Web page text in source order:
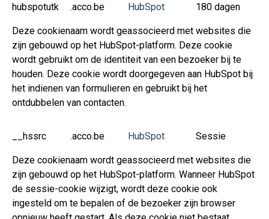
hubspotutk .acco.be HubSpot 180 dagen
Deze cookienaam wordt geassocieerd met websites die
zijn gebouwd op het HubSpot-platform. Deze cookie
wordt gebruikt om de identiteit van een bezoeker bij te
houden. Deze cookie wordt doorgegeven aan HubSpot bij
het indienen van formulieren en gebruikt bij het
ontdubbelen van contacten.
__hssrc .acco.be HubSpot Sessie
Deze cookienaam wordt geassocieerd met websites die
zijn gebouwd op het HubSpot-platform. Wanneer HubSpot
de sessie-cookie wijzigt, wordt deze cookie ook
ingesteld om te bepalen of de bezoeker zijn browser